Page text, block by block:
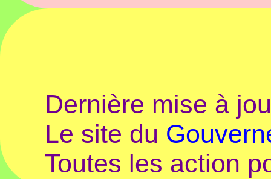
Dernière mise à
Le site du
Toutes les action